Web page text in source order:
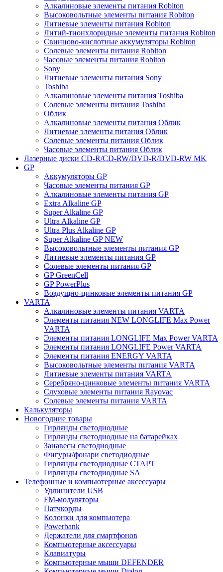
Алкалиновые элементы питания Robiton
Высоковольтные элементы питания Robiton
Литиевые элементы питания Robiton
Литий-тионхлоридные элементы питания Robiton
Свинцово-кислотные аккумуляторы Robiton
Солевые элементы питания Robiton
Часовые элементы питания Robiton
Sony
Литиевые элементы питания Sony
Toshiba
Алкалиновые элементы питания Toshiba
Солевые элементы питания Toshiba
Облик
Алкалиновые элементы питания Облик
Литиевые элементы питания Облик
Солевые элементы питания Облик
Часовые элементы питания Облик
Лазерные диски CD-R/CD-RW/DVD-R/DVD-RW MK
GP
Аккумуляторы GP
Часовые элементы питания GP
Алкалиновые элементы питания GP
Extra Alkaline GP
Super Alkaline GP
Ultra Alkaline GP
Ultra Plus Alkaline GP
Super Alkaline GP NEW
Высоковольтные элементы питания GP
Литиевые элементы питания GP
Солевые элементы питания GP
GP GreenCell
GP PowerPlus
Воздущно-цинковые элементы питания GP
VARTA
Алкалиновые элементы питания VARTA
Элементы питания NEW LONGLIFE Max Power
VARTA
Элементы питания LONGLIFE Max Power VARTA
Элементы питания LONGLIFE Power VARTA
Элементы питания ENERGY VARTA
Высоковольтные элементы питания VARTA
Литиевые элементы питания VARTA
Серебряно-цинковые элементы питания VARTA
Слуховые элементы питания Rayovac
Солевые элементы питания VARTA
Калькуляторы
Новогодние товары
Гирлянды светодиодные
Гирлянды светодиодные на батарейках
Занавесы светодиодные
Фигуры/фонари светодиодные
Гирлянды светодиодные CТАРТ
Гирлянды светодиодные SA
Телефонные и компьютерные аксессуары
Удлинители USB
FM-модуляторы
Патчкорды
Колонки для компьютера
Powerbank
Держатели для смартфонов
Компьютерные аксессуары
Клавиатуры
Компьютерные мыши DEFENDER